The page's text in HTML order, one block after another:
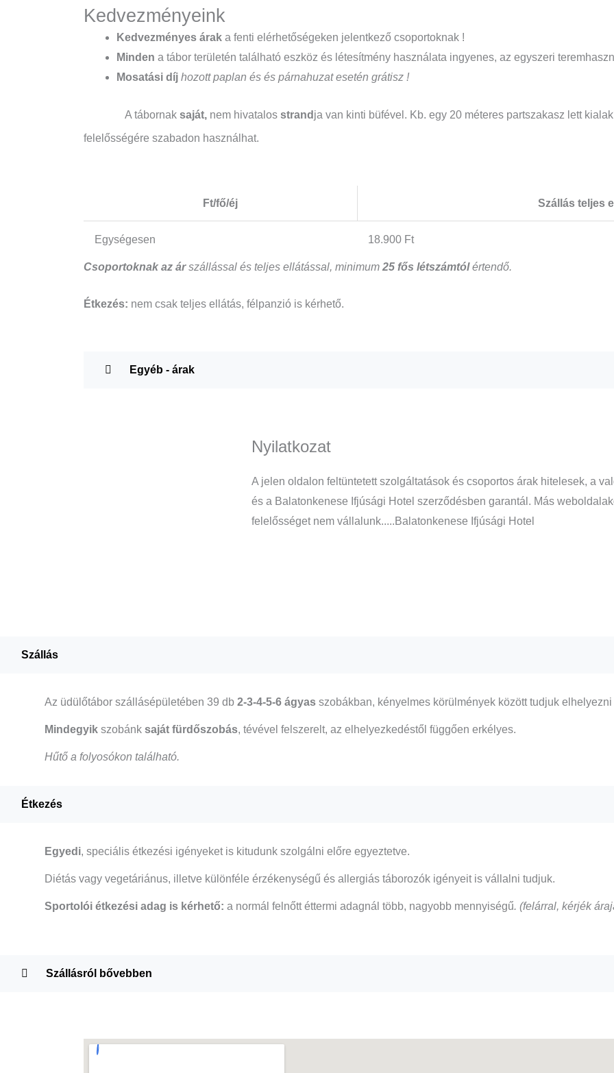
Kedvezményeink
Kedvezményes árak a fenti elérhetőségeken jelentkező csoportoknak !
Minden a tábor területén található eszköz és létesítmény használata ingyenes, az egyszeri
Mosatási díj hozott paplan és és párnahuzat esetén grátisz !
A tábornak saját, nem hivatalos strand ja van kinti büfével. Kb. egy 20 méteres partszakasz lett
felelősségére szabadon használhat.
Ft/fő/éj Szállás teljes
Egységesen 18.900 Ft
Csoportoknak az árszállással és teljes ellátással, minimum 25 fős létszámtólértendő.
Étkezés: nem csak teljes ellátás, félpanzió is kérhető.
Egyéb - árak
Nyilatkozat
A jelen oldalon feltüntetett szolgáltatások és csoportos árak hitelesek, a
és a Balatonkenese Ifjúsági Hotel szerződésben garantál. Más
felelősséget nem vállalunk.....Balatonkenese Ifjúsági Hotel
Szállás
Az üdülőtábor szállásépületében 39 db 2-3-4-5-6 ágyas szobákban, kényelmes körülmények között tudjuk
Mindegyik szobánk saját fürdőszobás, tévével felszerelt, az elhelyezkedéstől függően erkélyes.
Hűtő a folyosókon található.
Étkezés
Egyedi, speciális étkezési igényeket is kitudunk szolgálni előre egyeztetve.
Diétás vagy vegetáriánus, illetve különféle érzékenységű és allergiás táborozók igényeit is vállalni tudjuk.
Sportolói étkezési adag is kérhető: a normál felnőtt éttermi adagnál több, nagyobb mennyiségű. (felárral, kérjék
Szállásról bővebben